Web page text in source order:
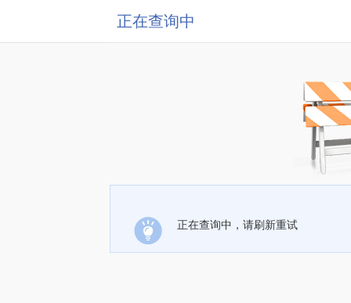
正在查询中
正在查询中，请刷新重试